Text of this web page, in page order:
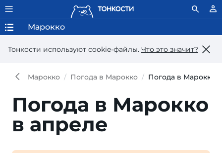
Тонкости используют сookie-файлы. Что это значит?
Марокко
Марокко Погода в Марокко Погода в Марокко
Погода в Марокко
в апреле